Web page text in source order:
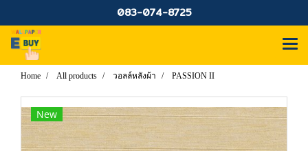
083-074-8725
Home All products วอลล์หลังผ้า PASSION II
New